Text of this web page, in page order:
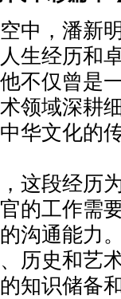
中，潘新
生经历和
不仅曾是
领域深耕
华文化的
这段经历
的工作需
沟通能力
历史和艺
知识储备